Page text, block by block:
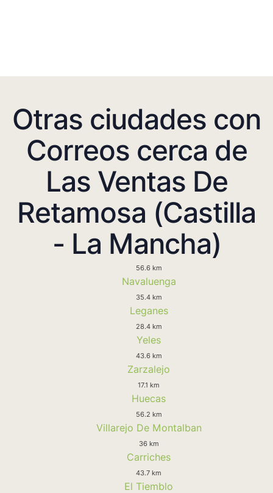
Otras ciudades con
Correos cerca de
Las Ventas De
Retamosa (Castilla
- La Mancha)
56.6 km
Navaluenga
35.4 km
Leganes
28.4 km
Yeles
43.6 km
Zarzalejo
17.1 km
Huecas
56.2 km
Villarejo De Montalban
36 km
Carriches
43.7 km
El Tiemblo